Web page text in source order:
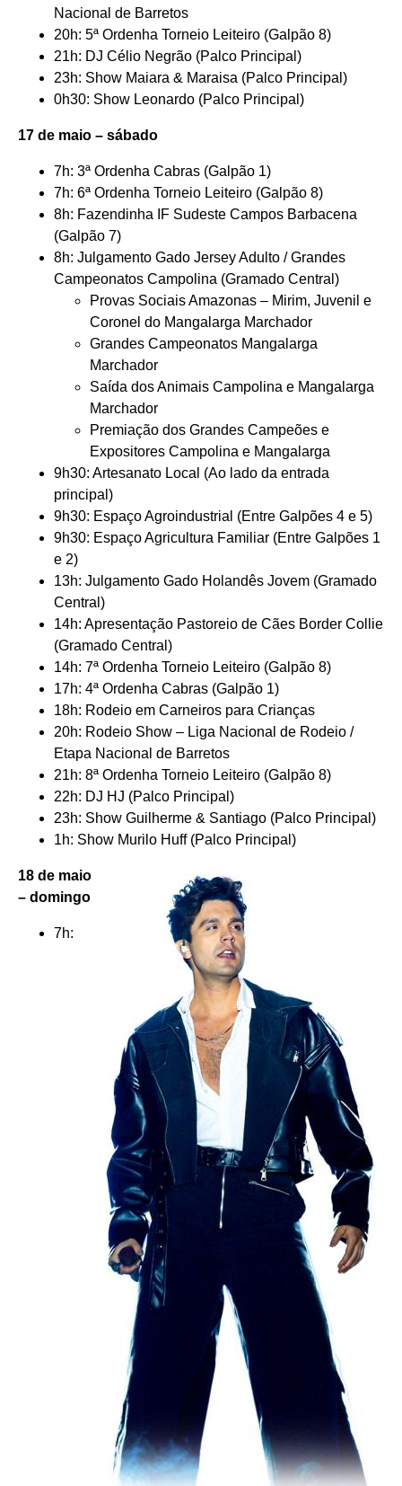
Nacional de Barretos
20h: 5ª Ordenha Torneio Leiteiro (Galpão 8)
21h: DJ Célio Negrão (Palco Principal)
23h: Show Maiara & Maraisa (Palco Principal)
0h30: Show Leonardo (Palco Principal)
17 de maio – sábado
7h: 3ª Ordenha Cabras (Galpão 1)
7h: 6ª Ordenha Torneio Leiteiro (Galpão 8)
8h: Fazendinha IF Sudeste Campos Barbacena
(Galpão 7)
8h: Julgamento Gado Jersey Adulto / Grandes
Campeonatos Campolina (Gramado Central)
Provas Sociais Amazonas – Mirim, Juvenil e
Coronel do Mangalarga Marchador
Grandes Campeonatos Mangalarga
Marchador
Saída dos Animais Campolina e Mangalarga
Marchador
Premiação dos Grandes Campeões e
Expositores Campolina e Mangalarga
9h30: Artesanato Local (Ao lado da entrada
principal)
9h30: Espaço Agroindustrial (Entre Galpões 4 e 5)
9h30: Espaço Agricultura Familiar (Entre Galpões 1
e 2)
13h: Julgamento Gado Holandês Jovem (Gramado
Central)
14h: Apresentação Pastoreio de Cães Border Collie
(Gramado Central)
14h: 7ª Ordenha Torneio Leiteiro (Galpão 8)
17h: 4ª Ordenha Cabras (Galpão 1)
18h: Rodeio em Carneiros para Crianças
20h: Rodeio Show – Liga Nacional de Rodeio /
Etapa Nacional de Barretos
21h: 8ª Ordenha Torneio Leiteiro (Galpão 8)
22h: DJ HJ (Palco Principal)
23h: Show Guilherme & Santiago (Palco Principal)
1h: Show Murilo Huff (Palco Principal)
18 de maio
– domingo
7h: